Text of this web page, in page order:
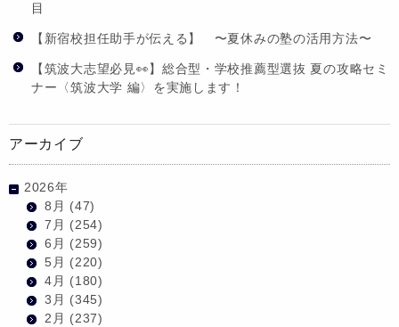
目
【新宿校担任助手が伝える】 〜夏休みの塾の活用方法〜
【筑波大志望必見👀】総合型・学校推薦型選抜 夏の攻略セミ
ナー〈筑波大学 編〉を実施します！
アーカイブ
2026年
8月 (47)
7月 (254)
6月 (259)
5月 (220)
4月 (180)
3月 (345)
2月 (237)